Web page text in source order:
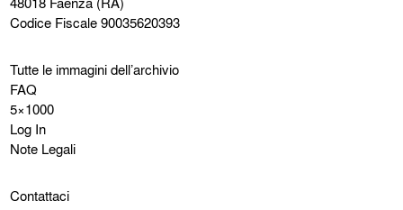
Codice Fiscale 90035620393
Tutte le immagini dell’archivio
FAQ
5×1000
Log In
Note Legali
Contattaci